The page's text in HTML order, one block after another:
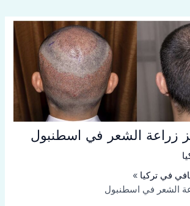
زراعة الشعر في اسطنبول
في تركيا
الشعر في اسطنبول